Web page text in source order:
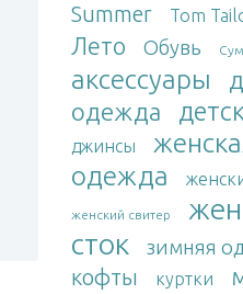
Summer
Tom
Лето Обувь
аксессуары
одежда
джинсы
одежда
женский свитер
сток
зимняя
кофты куртки